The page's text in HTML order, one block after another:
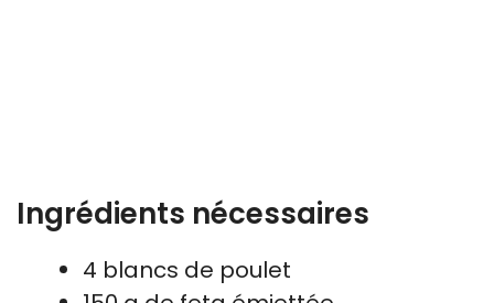
Ingrédients nécessaires
4 blancs de poulet